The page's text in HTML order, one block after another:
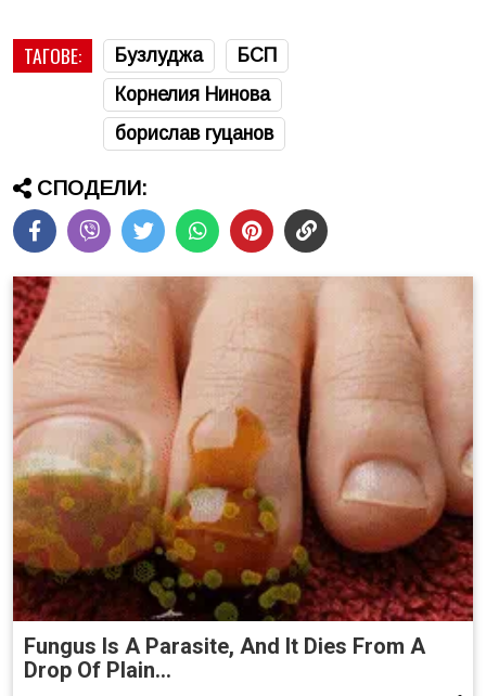
ТАГОВЕ: Бузлуджа
БСП
Корнелия Нинова
борислав гуцанов
СПОДЕЛИ:
Fungus Is A Parasite, And It Dies From A
Drop Of Plain...